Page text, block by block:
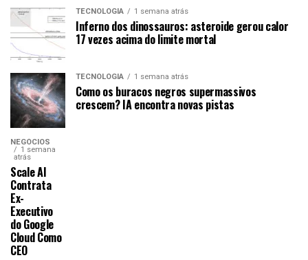
TECNOLOGIA 1 semana atrás
Inferno dos dinossauros: asteroide gerou calor
17 vezes acima do limite mortal
TECNOLOGIA 1 semana atrás
Como os buracos negros supermassivos
crescem? IA encontra novas pistas
NEGÓCIOS
1 semana
atrás
Scale AI
Contrata
Ex-
Executivo
do Google
Cloud Como
CEO